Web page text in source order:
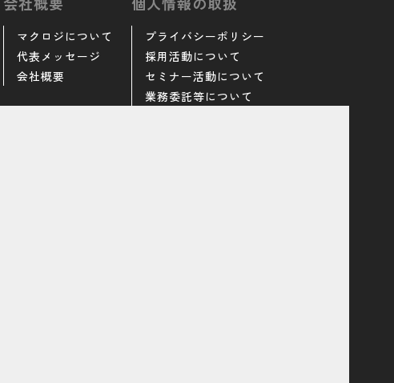
マクロジについて
代表メッセージ
会社概要
プライバシーポリシー
採用活動について
セミナー活動について
業務委託等について